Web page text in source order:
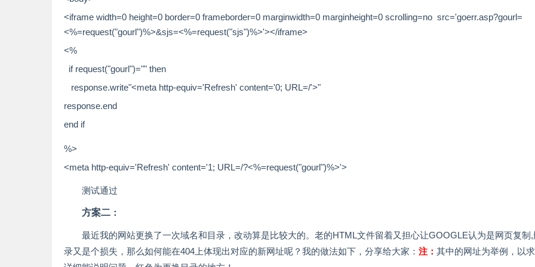
<iframe width=0 height=0 border=0 frameborder=0 marginwidth=0 marginheight=0 scrolling=no src='goerr.asp?gourl=
<%=request("gourl")%>&sjs=<%=request("sjs")%>'></iframe>
<%
if request("gourl")="" then
response.write"<meta http-equiv='Refresh' content='0; URL=/'>"
response.end
end if
%>
<meta http-equiv='Refresh' content='1; URL=/?<%=request("gourl")%>'>
测试通过
方案二 ：
最近我的网站更换了一次域名和目录，改动算是比较大的。老的HTML文件留着又担心让GOOGLE认为是网页复制,
录又是个损失，那么如何能在404上体现出对应的新网址呢？我的做法如下，分享给大家： 注： 其中的网址为举例，以